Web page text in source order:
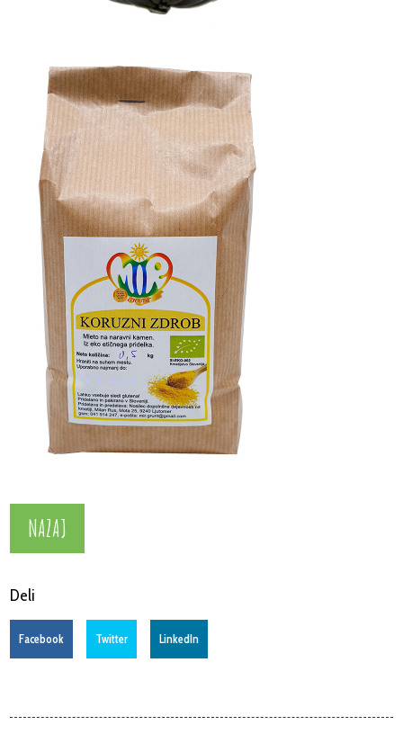
NAZAJ
Deli
Facebook Twitter LinkedIn